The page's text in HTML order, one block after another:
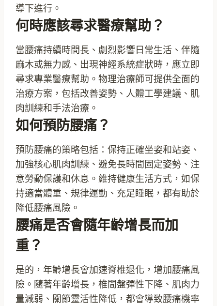
導下進行。
何時應該尋求醫療幫助？
當腰痛持續時間長、劇烈影響日常生活、伴隨
麻木或無力感、出現神經系統症狀時，應立即
尋求專業醫療幫助。物理治療師可提供全面的
治療方案，包括改善姿勢、人體工學建議、肌
肉訓練和手法治療。
如何預防腰痛？
預防腰痛的策略包括：保持正確坐姿和站姿、
加強核心肌肉訓練、避免長時間固定姿勢、注
意勞動保護和休息。維持健康生活方式，如保
持適當體重、規律運動、充足睡眠，都有助於
降低腰痛風險。
腰痛是否會隨年齡增長而加
重？
是的，年齡增長會加速脊椎退化，增加腰痛風
險。隨著年齡增長，椎間盤彈性下降、肌肉力
量減弱、關節靈活性降低，都會導致腰痛機率